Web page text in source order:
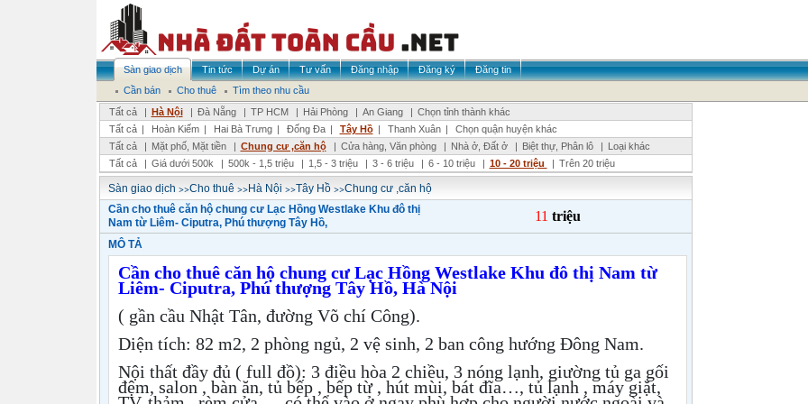
Sàn giao dịch Tin tức Dự án Tư vấn Đăng nhập Đăng ký
Đăng tin
Cần bán
Cho thuê
Tìm theo nhu cầu
Tất cả
| Hà Nội | Đà Nẵng | TP HCM | Hải Phòng | An Giang | Chọn tỉnh thành khác
Tất cả | Hoàn Kiếm | Hai Bà Trưng | Đống Đa | Tây Hồ | Thanh Xuân |
Chọn quận huyện khác
Tất cả
| Mặt phố, Mặt tiền | Chung cư ,căn hộ | Cửa hàng, Văn phòng | Nhà ở, Đất ở | Biệt thự, Phân lô | Loại khác
Tất cả
| Giá dưới 500k | 500k - 1,5 triệu | 1,5 - 3 triệu | 3 - 6 triệu | 6 - 10 triệu | 10 - 20 triệu | Trên 20 triệu
Sàn giao dịch >>Cho thuê>>Hà Nội >>Tây Hồ>>Chung cư ,căn hộ
Cần cho thuê căn hộ chung cư Lạc Hồng Westlake Khu đô thị
Nam từ Liêm- Ciputra, Phú thượng Tây Hồ,
11 triệu
MÔ TẢ
Cần cho thuê căn hộ chung cư Lạc Hồng Westlake Khu đô thị Nam từ
Liêm- Ciputra, Phú thượng Tây Hồ, Hà Nội
( gần cầu Nhật Tân, đường Võ chí Công).
Diện tích: 82 m2, 2 phòng ngủ, 2 vệ sinh, 2 ban công hướng Đông Nam.
Nội thất đầy đủ ( full đồ): 3 điều hòa 2 chiều, 3 nóng lạnh, giường tủ ga gối
đệm, salon , bàn ăn, tủ bếp , bếp từ , hút mùi, bát đĩa…, tủ lạnh , máy giặt,